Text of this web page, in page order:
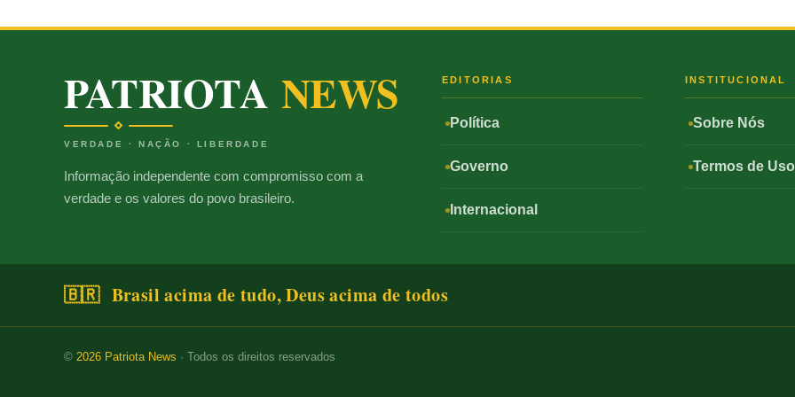
PATRIOTA NEWS
VERDADE · NAÇÃO · LIBERDADE
Informação independente com compromisso com a
verdade e os valores do povo brasileiro.
EDITORIAS
Política
Governo
Internacional
INSTITUCIONAL
Sobre Nós
Termos de Uso
🇧🇷 Brasil acima de tudo, Deus acima de todos
© 2026 Patriota News · Todos os direitos reservados